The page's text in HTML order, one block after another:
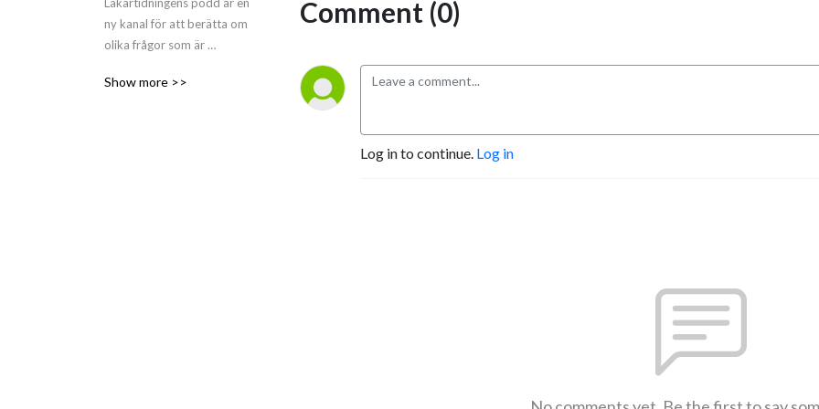
ny kanal för att berätta om
olika frågor som är
kommer alltifrån nya
Show more >>
Comment (0)
Log in to continue. Log in